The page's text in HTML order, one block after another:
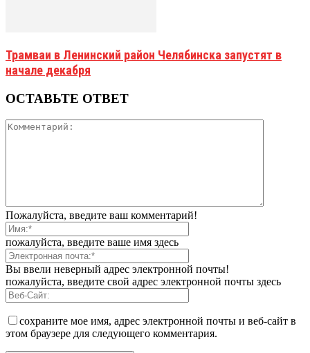
Трамваи в Ленинский район Челябинска запустят в
начале декабря
ОСТАВЬТЕ ОТВЕТ
Пожалуйста, введите ваш комментарий!
пожалуйста, введите ваше имя здесь
Вы ввели неверный адрес электронной почты!
пожалуйста, введите свой адрес электронной почты здесь
сохраните мое имя, адрес электронной почты и веб-сайт в
этом браузере для следующего комментария.